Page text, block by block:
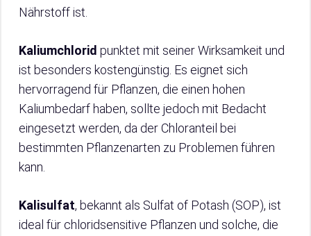
Nährstoff ist.
Kaliumchlorid punktet mit seiner Wirksamkeit und
ist besonders kostengünstig. Es eignet sich
hervorragend für Pflanzen, die einen hohen
Kaliumbedarf haben, sollte jedoch mit Bedacht
eingesetzt werden, da der Chloranteil bei
bestimmten Pflanzenarten zu Problemen führen
kann.
Kalisulfat, bekannt als Sulfat of Potash (SOP), ist
ideal für chloridsensitive Pflanzen und solche, die